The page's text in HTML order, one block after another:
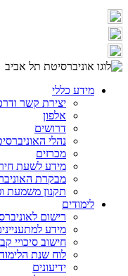
מידע כללי
יצירת קשר
אלפון
דרושים
נהלי
מכרזים
מידע לשעת
מבקרת
תקנון משמעת
לימודים
רישום
מידע
חישוב סיכויי
לוח שנת
ידיעונים